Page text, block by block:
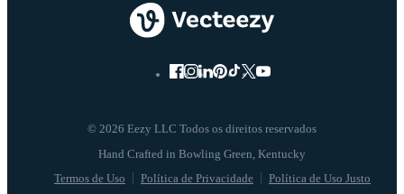
© 2026 Eezy LLC Todos os direitos reservados
Termos de Uso Política de Privacidade Política de Uso Justo